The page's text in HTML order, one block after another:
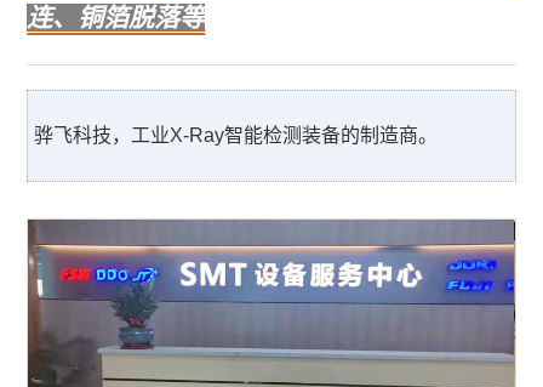
连、铜箔脱落等
骅飞科技，工业X-Ray智能检测装备的制造商。